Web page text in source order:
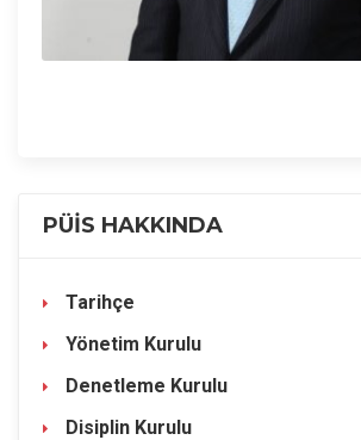
PÜİS HAKKINDA
Tarihçe
Yönetim Kurulu
Denetleme Kurulu
Disiplin Kurulu